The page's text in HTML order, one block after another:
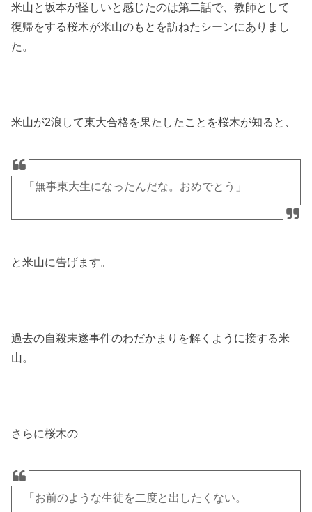
米山と坂本が怪しいと感じたのは第二話で、教師として
復帰をする桜木が米山のもとを訪ねたシーンにありまし
た。
米山が2浪して東大合格を果たしたことを桜木が知ると、
「無事東大生になったんだな。おめでとう」
と米山に告げます。
過去の自殺未遂事件のわだかまりを解くように接する米
山。
さらに桜木の
「お前のような生徒を二度と出したくない。